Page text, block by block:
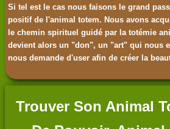
Si tel est le cas nous faisons le grand
positif de l'animal totem. Nous avons
le chemin spirituel guidé par la totémie
devient alors un "don", un "art" qui nous
nous demande d'user afin de créer la
Trouver Son Animal